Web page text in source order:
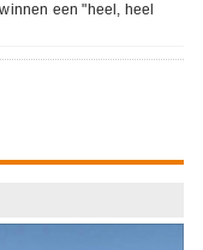
een "heel, heel